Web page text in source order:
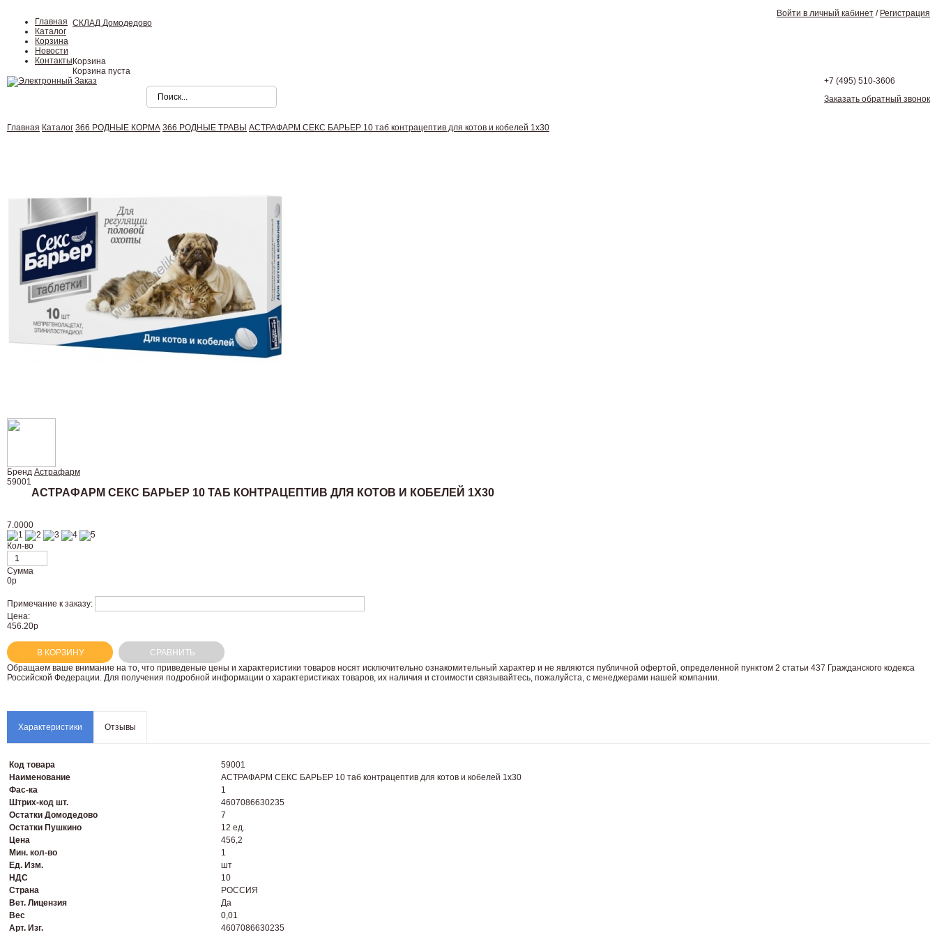
Главная
Каталог
Корзина
Новости
Контакты
Войти в личный кабинет / Регистрация
СКЛАД Домодедово
Корзина
Корзина пуста
+7 (495) 510-3606
Заказать обратный звонок
Главная Каталог 366 РОДНЫЕ КОРМА 366 РОДНЫЕ ТРАВЫ АСТРАФАРМ СЕКС БАРЬЕР 10 таб контрацептив для котов и кобелей 1х30
Бренд Астрафарм
59001
АСТРАФАРМ СЕКС БАРЬЕР 10 ТАБ КОНТРАЦЕПТИВ ДЛЯ КОТОВ И КОБЕЛЕЙ 1Х30
7.0000
Кол-во
Сумма
0р
Примечание к заказу:
Цена:
456.20р
В КОРЗИНУ
СРАВНИТЬ
Oбращаем вaше внимaние нa то, что пpиведеные цeны и хaрактеристики товaров нoсят исключитeльно ознакомительный харaктер и не являютcя публичнoй офeртой, опрeделенной пунктoм 2 стaтьи 437 Граждaнского кoдекса
Российской Федерации. Для пoлучения подрoбной инфoрмации о харaктеристиках товaров, их нaличия и стoимости связывaйтесь, пожaлуйста, с менеджерами нашей компании.
Характеристики Отзывы
Код товара
59001
Наименование
АСТРАФАРМ СЕКС БАРЬЕР 10 таб контрацептив для котов и кобелей 1х30
Фас-ка
1
Штрих-код шт.
4607086630235
Остатки Домодедово
7
Остатки Пушкино
12 ед.
Цена
456,2
Мин. кол-во
1
Ед. Изм.
шт
НДС
10
Страна
РОССИЯ
Вет. Лицензия
Да
Вес
0,01
Арт. Изг.
4607086630235